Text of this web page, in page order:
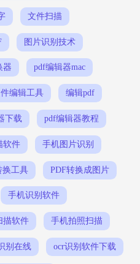
文件扫描
图片识别技术
器 pdf编辑器mac
编辑工具 编辑pdf
下载 pdf编辑器教程
软件 手机图片识别
换工具 PDF转换成图片
手机识别软件
描软件 手机拍照扫描
别在线 ocr识别软件下载